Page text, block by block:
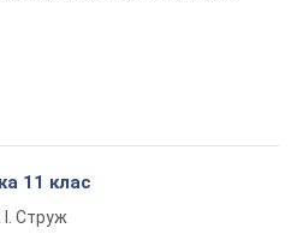
11 клас
І. Струж